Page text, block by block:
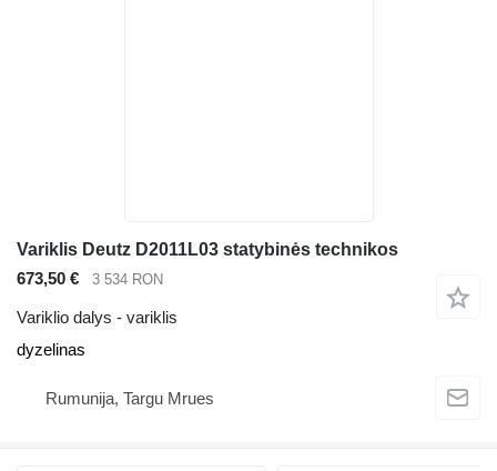
Variklis Deutz D2011L03 statybinės technikos
673,50 €
3 534 RON
Variklio dalys - variklis
dyzelinas
Rumunija, Targu Mrues